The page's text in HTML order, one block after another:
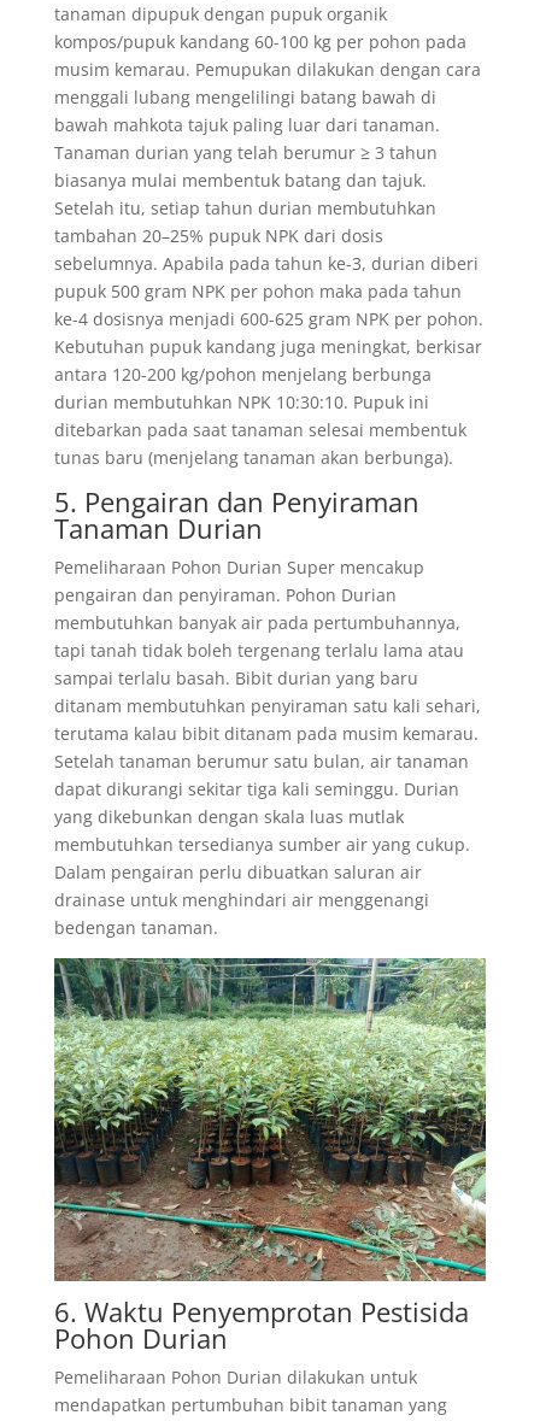
tanaman dipupuk dengan pupuk organik
kompos/pupuk kandang 60-100 kg per pohon pada
musim kemarau. Pemupukan dilakukan dengan cara
menggali lubang mengelilingi batang bawah di
bawah mahkota tajuk paling luar dari tanaman.
Tanaman durian yang telah berumur ≥ 3 tahun
biasanya mulai membentuk batang dan tajuk.
Setelah itu, setiap tahun durian membutuhkan
tambahan 20–25% pupuk NPK dari dosis
sebelumnya. Apabila pada tahun ke-3, durian diberi
pupuk 500 gram NPK per pohon maka pada tahun
ke-4 dosisnya menjadi 600-625 gram NPK per pohon.
Kebutuhan pupuk kandang juga meningkat, berkisar
antara 120-200 kg/pohon menjelang berbunga
durian membutuhkan NPK 10:30:10. Pupuk ini
ditebarkan pada saat tanaman selesai membentuk
tunas baru (menjelang tanaman akan berbunga).
5. Pengairan dan Penyiraman
Tanaman Durian
Pemeliharaan Pohon Durian Super mencakup
pengairan dan penyiraman. Pohon Durian
membutuhkan banyak air pada pertumbuhannya,
tapi tanah tidak boleh tergenang terlalu lama atau
sampai terlalu basah. Bibit durian yang baru
ditanam membutuhkan penyiraman satu kali sehari,
terutama kalau bibit ditanam pada musim kemarau.
Setelah tanaman berumur satu bulan, air tanaman
dapat dikurangi sekitar tiga kali seminggu. Durian
yang dikebunkan dengan skala luas mutlak
membutuhkan tersedianya sumber air yang cukup.
Dalam pengairan perlu dibuatkan saluran air
drainase untuk menghindari air menggenangi
bedengan tanaman.
6. Waktu Penyemprotan Pestisida
Pohon Durian
Pemeliharaan Pohon Durian dilakukan untuk
mendapatkan pertumbuhan bibit tanaman yang